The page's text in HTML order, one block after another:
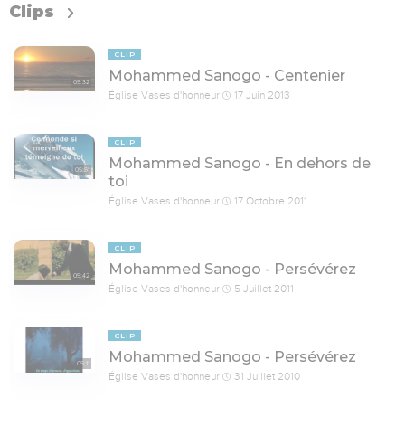
Clips
05:32
CLIP
Mohammed Sanogo - Centenier
Église Vases d'honneur 17 Juin 2013
05:51
CLIP
Mohammed Sanogo - En dehors de
toi
Église Vases d'honneur 17 Octobre 2011
05:42
CLIP
Mohammed Sanogo - Persévérez
Église Vases d'honneur 5 Juillet 2011
05:11
CLIP
Mohammed Sanogo - Persévérez
Église Vases d'honneur 31 Juillet 2010